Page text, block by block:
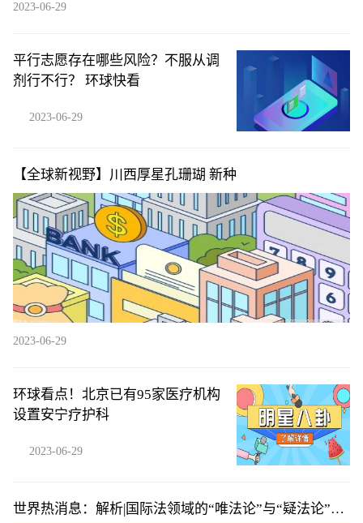
2023-06-29
平行志愿存在哪些风险？不服从调
剂行不行？ 环球快看
2023-06-29
【全球新视野】川西厚星孔珊瑚 新种
2023-06-29
环球看点！北京已有95家医疗机构
设置安宁疗护科
2023-06-29
世界热消息：解析|国际法领域的“唯法论”与“疑法论”之